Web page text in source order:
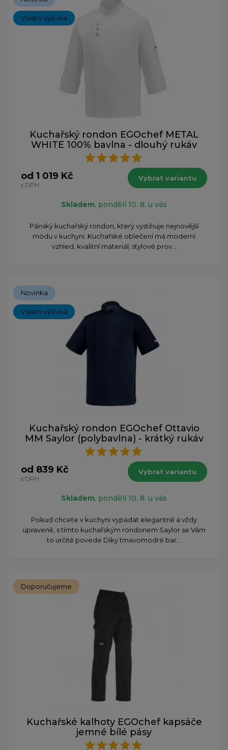
Vlastní výšivka
Kuchařský rondon EGOchef METAL
WHITE 100% bavlna - dlouhý rukáv
od 1 019 Kč
s DPH
Vybrat variantu
Skladem, pondělí 10. 8. u vás
Pánský kuchařský rondon, který vystihuje nejnovější
módu v kuchyni. Kuchařské oblečení má moderní
vzhled, kvalitní materiál, stylové prov...
Novinka
Vlastní výšivka
Kuchařský rondon EGOchef Ottavio
MM Saylor (polybavlna) - krátký rukáv
od 839 Kč
s DPH
Vybrat variantu
Skladem, pondělí 10. 8. u vás
Pokud chcete v kuchyni vypadat elegantně a vždy
upraveně, s tímto kuchařským rondonem Saylor se Vám
to určitě povede Díky tmavomodré bar...
Doporučujeme
Kuchařské kalhoty EGOchef kapsáče
jemné bílé pásy